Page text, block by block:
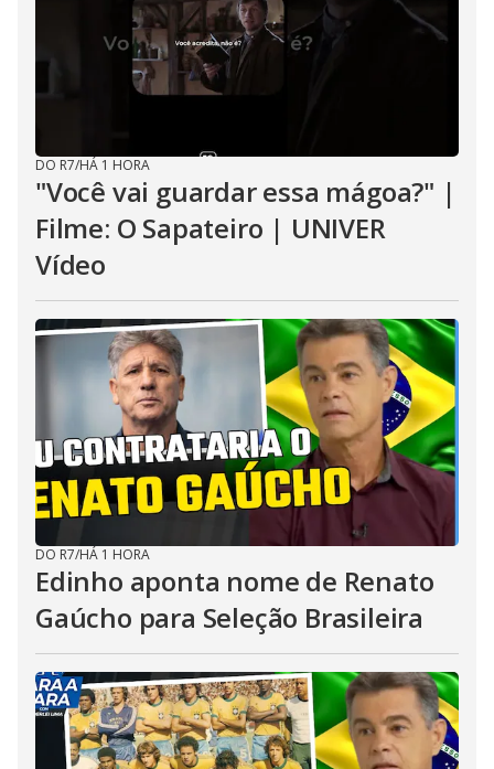
DO R7/HÁ 1 HORA
"Você vai guardar essa mágoa?" |
Filme: O Sapateiro | UNIVER
Vídeo
DO R7/HÁ 1 HORA
Edinho aponta nome de Renato
Gaúcho para Seleção Brasileira